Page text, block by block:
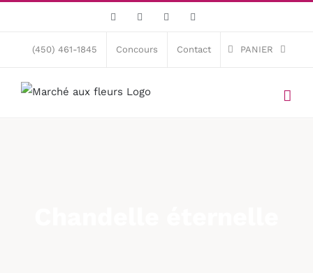
content
Facebook Instagram
(450) 461-1845 Concours Contact PANIER